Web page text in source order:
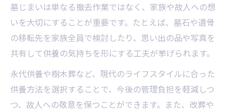
墓じまいは単なる撤去作業ではなく、家族や故人への想
いを大切にすることが重要です。たとえば、墓石や遺骨
の移転先を家族全員で検討したり、思い出の品や写真を
共有して供養の気持ちを形にする工夫が挙げられます。
永代供養や樹木葬など、現代のライフスタイルに合った
供養方法を選択することで、今後の管理負担を軽減しつ
つ、故人への敬意を保つことができます。また、改葬や